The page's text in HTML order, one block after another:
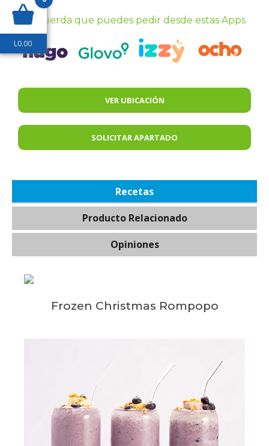
Recuerda que puedes pedir desde estas Apps
VER UBICACIÓN
SOLICITAR APARTADO
Recetas
Producto Relacionado
Opiniones
Frozen Christmas Rompopo
L0.00